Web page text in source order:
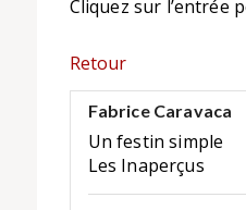
Cliquez sur l’entrée
Retour
Fabrice Caravaca
Un festin simple
Les Inaperçus